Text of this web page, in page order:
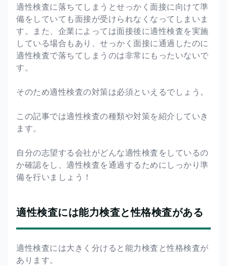
適性検査に落ちてしまうとせっかく面接に向けて準
備をしていても面接が受けられなくなってしまいま
す。また、企業によっては面接後に適性検査を実施
している場合もあり、せっかく面接に通過したのに
適性検査で落ちてしまうのは非常にもったいないで
す。
そのため適性検査の対策は必須といえるでしょう。
この記事では適性検査の種類や対策を紹介していき
ます。
自分の志望する会社がどんな適性検査をしているの
か確認をし、適性検査を通過するためにしっかり準
備を行いましょう！
適性検査には能力検査と性格検査がある
適性検査には大きく分けると能力検査と性格検査が
あります。